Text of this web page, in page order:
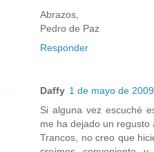
Abrazos,
Pedro de Paz
Responder
Daffy 1 de mayo de
Si alguna vez escuché
me ha dejado un regusto
Trancos, no creo que